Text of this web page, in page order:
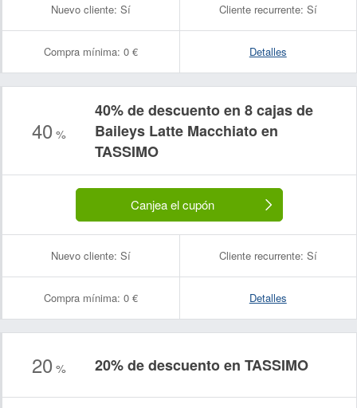
Nuevo cliente: Sí Cliente recurrente: Sí
Compra mínima: 0 € Detalles
40 %
40% de descuento en 8 cajas de
Baileys Latte Macchiato en
TASSIMO
Canjea el cupón
Nuevo cliente: Sí Cliente recurrente: Sí
Compra mínima: 0 € Detalles
20 % 20% de descuento en TASSIMO
Nombre:
Correo electrónico: